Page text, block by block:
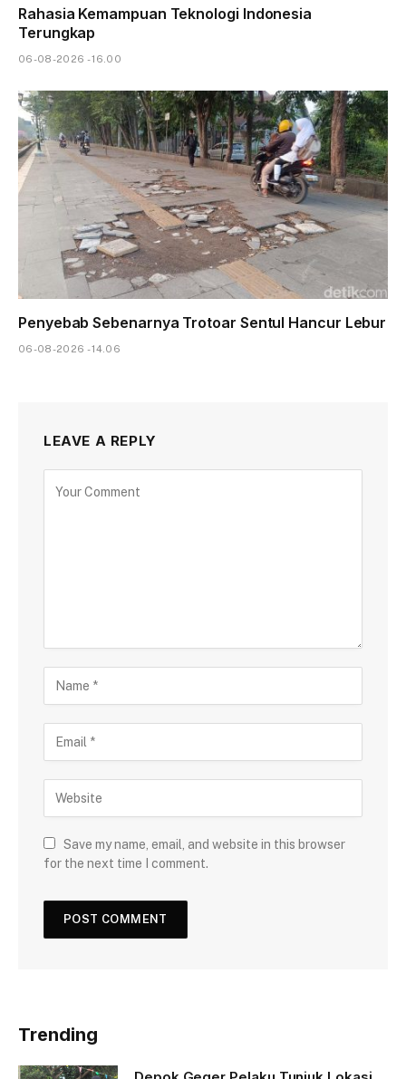
Rahasia Kemampuan Teknologi Indonesia
Terungkap
06-08-2026 - 16.00
Penyebab Sebenarnya Trotoar Sentul Hancur Lebur
06-08-2026 - 14.06
LEAVE A REPLY
Save my name, email, and website in this browser
for the next time I comment.
Trending